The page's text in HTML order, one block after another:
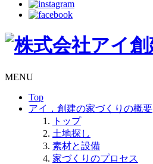
MENU
Top
アイ．創建の家づくりの概要
トップ
土地探し
素材と設備
家づくりのプロセス